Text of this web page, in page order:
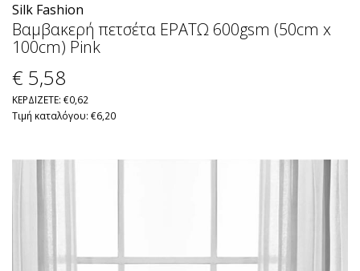
Silk Fashion
Βαμβακερή πετσέτα ΕΡΑΤΩ 600gsm (50cm x
100cm) Pink
€ 5,58
ΚΕΡΔΙΖΕΤΕ: €0,62
Τιμή καταλόγου: €6,20